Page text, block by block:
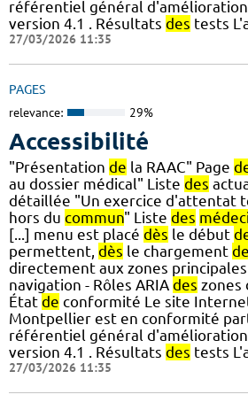
référentiel général d'amélioration
version 4.1 . Résultats des tests
27/03/2026 11:35
PAGES
relevance: 29%
Accessibilité
"Présentation de la RAAC" Page
au dossier médical" Liste des
détaillée "Un exercice d'attentat
hors du commun" Liste des
[...] menu est placé dès le début
permettent, dès le chargement de
directement aux zones
navigation - Rôles ARIA des zones
État de conformité Le site
Montpellier est en conformité
référentiel général d'amélioration
version 4.1 . Résultats des tests
27/03/2026 11:35